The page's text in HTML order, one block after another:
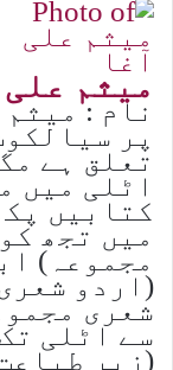
میثم علی
نام :
پر
تعلق ہے
اٹلی میں
کتابیں
میں تجھ
مجموعہ)
(اردو
شعری
سے اٹلی
(زیرِ